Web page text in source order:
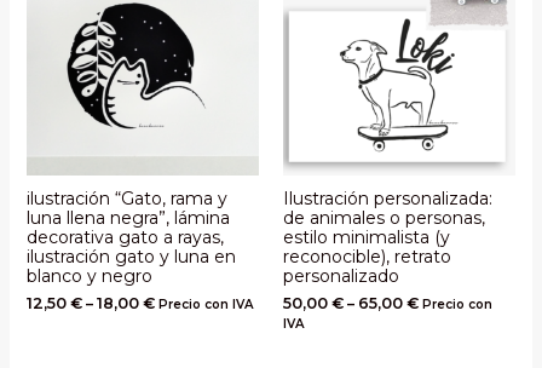
ilustración “Gato, rama y
luna llena negra”, lámina
decorativa gato a rayas,
ilustración gato y luna en
blanco y negro
12,50 €– 18,00 € Precio con IVA
Ilustración personalizada:
de animales o personas,
estilo minimalista (y
reconocible), retrato
personalizado
50,00 € – 65,00 € Precio con
IVA